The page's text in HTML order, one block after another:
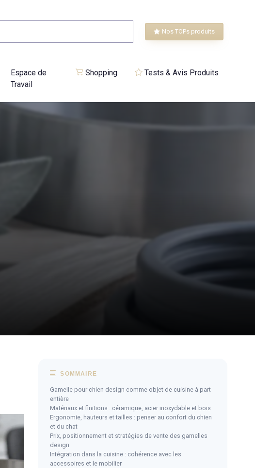
Nos TOPs produits
Espace de
Travail
Shopping Tests & Avis Produits
SOMMAIRE
Gamelle pour chien design comme objet de cuisine à part
entière
Matériaux et finitions : céramique, acier inoxydable et bois
Ergonomie, hauteurs et tailles : penser au confort du chien
et du chat
Prix, positionnement et stratégies de vente des gamelles
design
Intégration dans la cuisine : cohérence avec les
accessoires et le mobilier